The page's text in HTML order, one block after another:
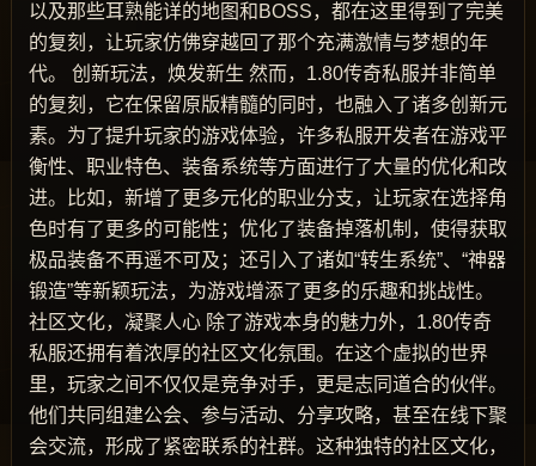
以及那些耳熟能详的地图和BOSS，都在这里得到了完美
的复刻，让玩家仿佛穿越回了那个充满激情与梦想的年
代。 创新玩法，焕发新生 然而，1.80传奇私服并非简单
的复刻，它在保留原版精髓的同时，也融入了诸多创新元
素。为了提升玩家的游戏体验，许多私服开发者在游戏平
衡性、职业特色、装备系统等方面进行了大量的优化和改
进。比如，新增了更多元化的职业分支，让玩家在选择角
色时有了更多的可能性；优化了装备掉落机制，使得获取
极品装备不再遥不可及；还引入了诸如“转生系统”、“神器
锻造”等新颖玩法，为游戏增添了更多的乐趣和挑战性。
社区文化，凝聚人心 除了游戏本身的魅力外，1.80传奇
私服还拥有着浓厚的社区文化氛围。在这个虚拟的世界
里，玩家之间不仅仅是竞争对手，更是志同道合的伙伴。
他们共同组建公会、参与活动、分享攻略，甚至在线下聚
会交流，形成了紧密联系的社群。这种独特的社区文化，